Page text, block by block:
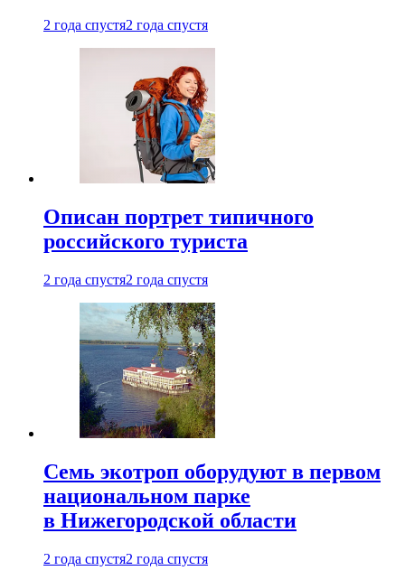
2 года спустя2 года спустя
Описан портрет типичного
российского туриста
2 года спустя2 года спустя
Семь экотроп оборудуют в первом
национальном парке
в Нижегородской области
2 года спустя2 года спустя